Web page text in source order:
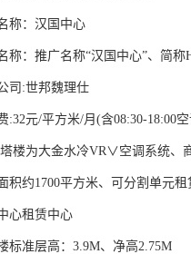
称：汉国中心
称：推广名称“汉国中心”、简称
司:世邦魏理仕
:32元/平方米/月(含08:30-18:00
楼为大金水冷VR∨空调系统、
积约1700平方米、可分割单元租
心租赁中心
标准层高：3.9M、净高2.75M